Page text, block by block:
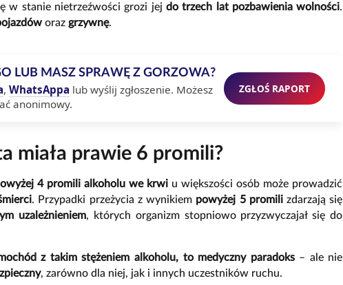
w stanie nietrzeźwości grozi jejdo trzech lat pozbawienia wolności.
oraz grzywnę.
LUB MASZ SPRAWĘ Z GORZOWA?
, WhatsAppa lub wyślij zgłoszenie. Możesz
anonimowy.
ZGŁOŚ RAPORT
miała prawie 6 promili?
4 promili alkoholu we krwiu większości osób może prowadzić
. Przypadki przeżycia z wynikiem powyżej 5 promilizdarzają się
uzależnieniem, których organizm stopniowo przyzwyczajał się do
z takim stężeniem alkoholu, to medyczny paradoks– ale nie
, zarówno dla niej, jak i innych uczestników ruchu.